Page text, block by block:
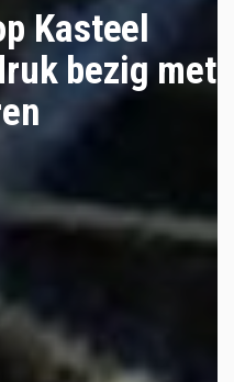
Kasteel
bezig met